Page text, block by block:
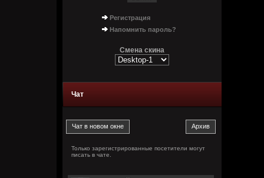
Регистрация
Напомнить пароль?
Смена скина
Чат
Только зарегистрированные посетители могут
писать в чате.